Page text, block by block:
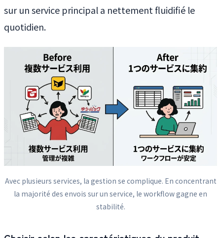
sur un service principal a nettement fluidifié le
quotidien.
Avec plusieurs services, la gestion se complique. En concentrant
la majorité des envois sur un service, le workflow gagne en
stabilité.